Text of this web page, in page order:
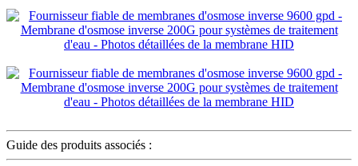
Guide des produits associés :